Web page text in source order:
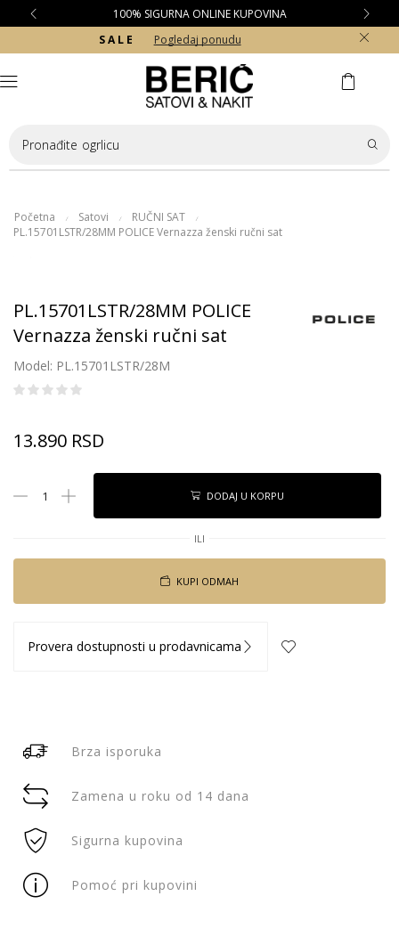
100% SIGURNA ONLINE KUPOVINA
S A L E
Pogledaj ponudu
Pronađite ogrlicu
Početna / Satovi / RUČNI SAT /
PL.15701LSTR/28MM POLICE Vernazza ženski ručni sat
PL.15701LSTR/28MM POLICE
Vernazza ženski ručni sat
Model: PL.15701LSTR/28M
13.890 RSD
DODAJ U KORPU
ILI
KUPI ODMAH
Provera dostupnosti u prodavnicama
Brza isporuka
Zamena u roku od 14 dana
Sigurna kupovina
Pomoć pri kupovini